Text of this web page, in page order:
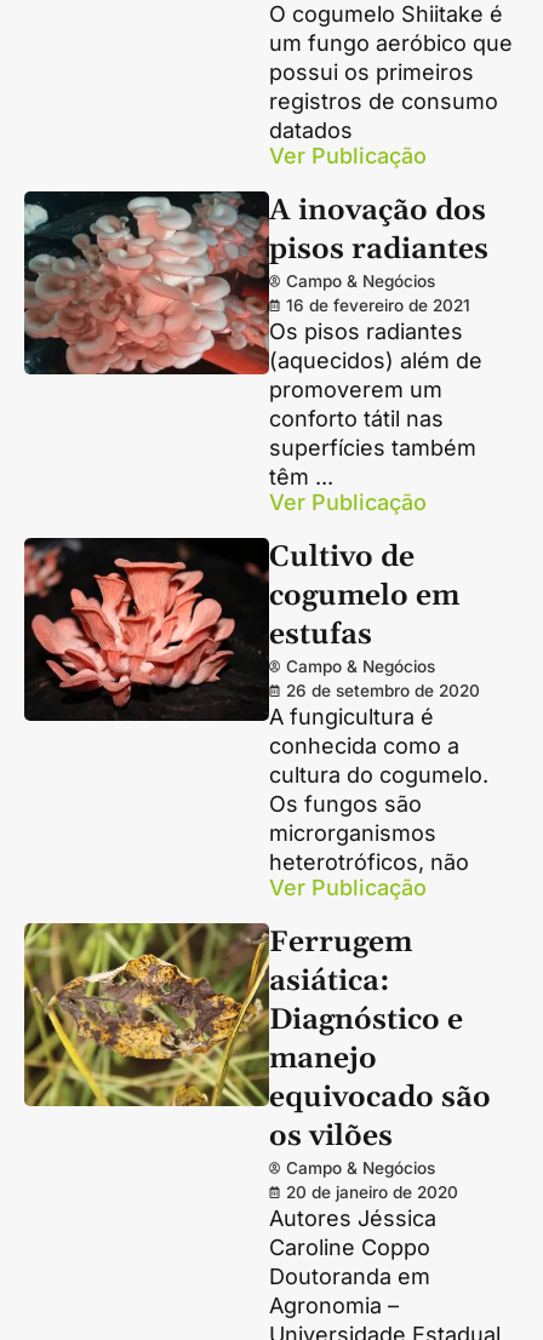
O cogumelo Shiitake é
um fungo aeróbico que
possui os primeiros
registros de consumo
datados
Ver Publicação
A inovação dos
pisos radiantes
Campo & Negócios
16 de fevereiro de 2021
Os pisos radiantes
(aquecidos) além de
promoverem um
conforto tátil nas
superfícies também
têm ...
Ver Publicação
Cultivo de
cogumelo em
estufas
Campo & Negócios
26 de setembro de 2020
A fungicultura é
conhecida como a
cultura do cogumelo.
Os fungos são
microrganismos
heterotróficos, não
Ver Publicação
Ferrugem
asiática:
Diagnóstico e
manejo
equivocado são
os vilões
Campo & Negócios
20 de janeiro de 2020
Autores Jéssica
Caroline Coppo
Doutoranda em
Agronomia –
Universidade Estadual